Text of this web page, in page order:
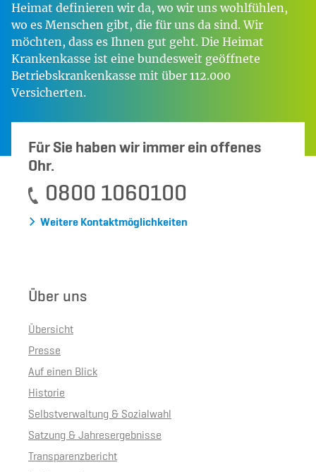
Heimat definieren wir da, wo wir uns wohlfühlen,
wo es Menschen gibt, die für uns da sind. Wir
möchten, dass es Ihnen gut geht. Die Heimat
Krankenkasse ist eine bundesweit geöffnete
Betriebskrankenkasse mit über 112.000
Versicherten.
Für Sie haben wir immer ein offenes
Ohr.
0800 1060100
Weitere Kontaktmöglichkeiten
Über uns
Übersicht
Presse
Auf einen Blick
Historie
Selbstverwaltung & Sozialwahl
Satzung & Jahresergebnisse
Transparenzbericht